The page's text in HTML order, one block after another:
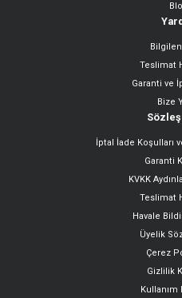
Teslimat
Garanti ve
Bize
İptal İade Koşulları
Garanti
KVKK
Teslimat
Havale
Üyelik
Çerez
Gizlilik
Kullanım